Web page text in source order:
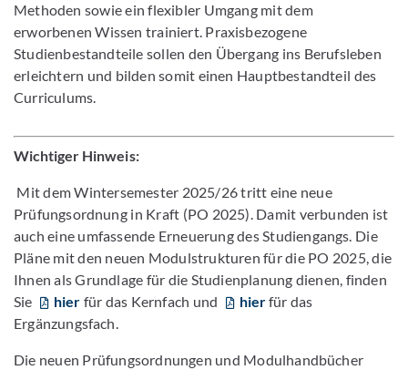
Methoden sowie ein flexibler Umgang mit dem
erworbenen Wissen trainiert. Praxisbezogene
Studienbestandteile sollen den Übergang ins Berufsleben
erleichtern und bilden somit einen Hauptbestandteil des
Curriculums.
Wichtiger Hinweis:
Mit dem Wintersemester 2025/26 tritt eine neue
Prüfungsordnung in Kraft (PO 2025). Damit verbunden ist
auch eine umfassende Erneuerung des Studiengangs. Die
Pläne mit den neuen Modulstrukturen für die PO 2025, die
Ihnen als Grundlage für die Studienplanung dienen, finden
Sie
hier für das Kernfach und hierfür das
Ergänzungsfach.
Die neuen Prüfungsordnungen und Modulhandbücher